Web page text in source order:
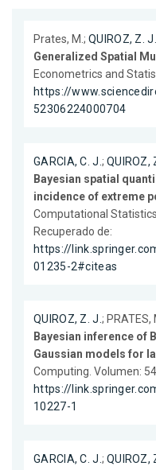
Prates, M.; QUIROZ, Z. J.
Generalized Spatial
Econometrics and
https://
52306224000704
GARCIA, C. J.; QUIROZ,
Bayesian spatial
incidence of extreme
Computational
Recuperado de:
https://
01235-2#citeas
QUIROZ, Z. J.; PRATES,
Bayesian inference of
Gaussian models for
Computing. Volumen:
https://
10227-1
GARCIA, C. J.; QUIROZ,